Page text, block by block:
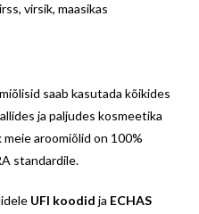
virsik, maasikas
saab kasutada kõikides
ja paljudes kosmeetika
aroomiõlid on 100%
standardile.
UFI koodid ja ECHAS